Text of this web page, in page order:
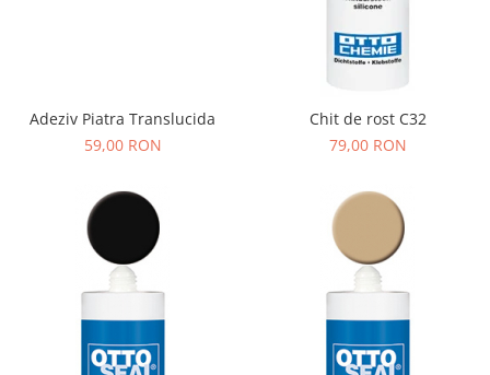
Adeziv Piatra Translucida
59,00 RON
Chit de rost C32
79,00 RON